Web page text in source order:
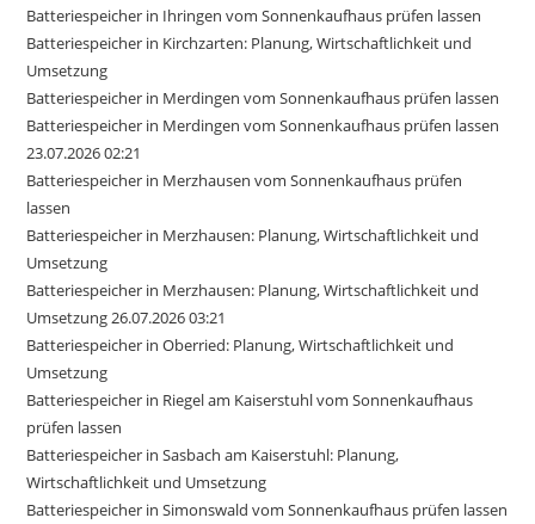
Batteriespeicher in Ihringen vom Sonnenkaufhaus prüfen lassen
Batteriespeicher in Kirchzarten: Planung, Wirtschaftlichkeit und
Umsetzung
Batteriespeicher in Merdingen vom Sonnenkaufhaus prüfen lassen
Batteriespeicher in Merdingen vom Sonnenkaufhaus prüfen lassen
23.07.2026 02:21
Batteriespeicher in Merzhausen vom Sonnenkaufhaus prüfen
lassen
Batteriespeicher in Merzhausen: Planung, Wirtschaftlichkeit und
Umsetzung
Batteriespeicher in Merzhausen: Planung, Wirtschaftlichkeit und
Umsetzung 26.07.2026 03:21
Batteriespeicher in Oberried: Planung, Wirtschaftlichkeit und
Umsetzung
Batteriespeicher in Riegel am Kaiserstuhl vom Sonnenkaufhaus
prüfen lassen
Batteriespeicher in Sasbach am Kaiserstuhl: Planung,
Wirtschaftlichkeit und Umsetzung
Batteriespeicher in Simonswald vom Sonnenkaufhaus prüfen lassen